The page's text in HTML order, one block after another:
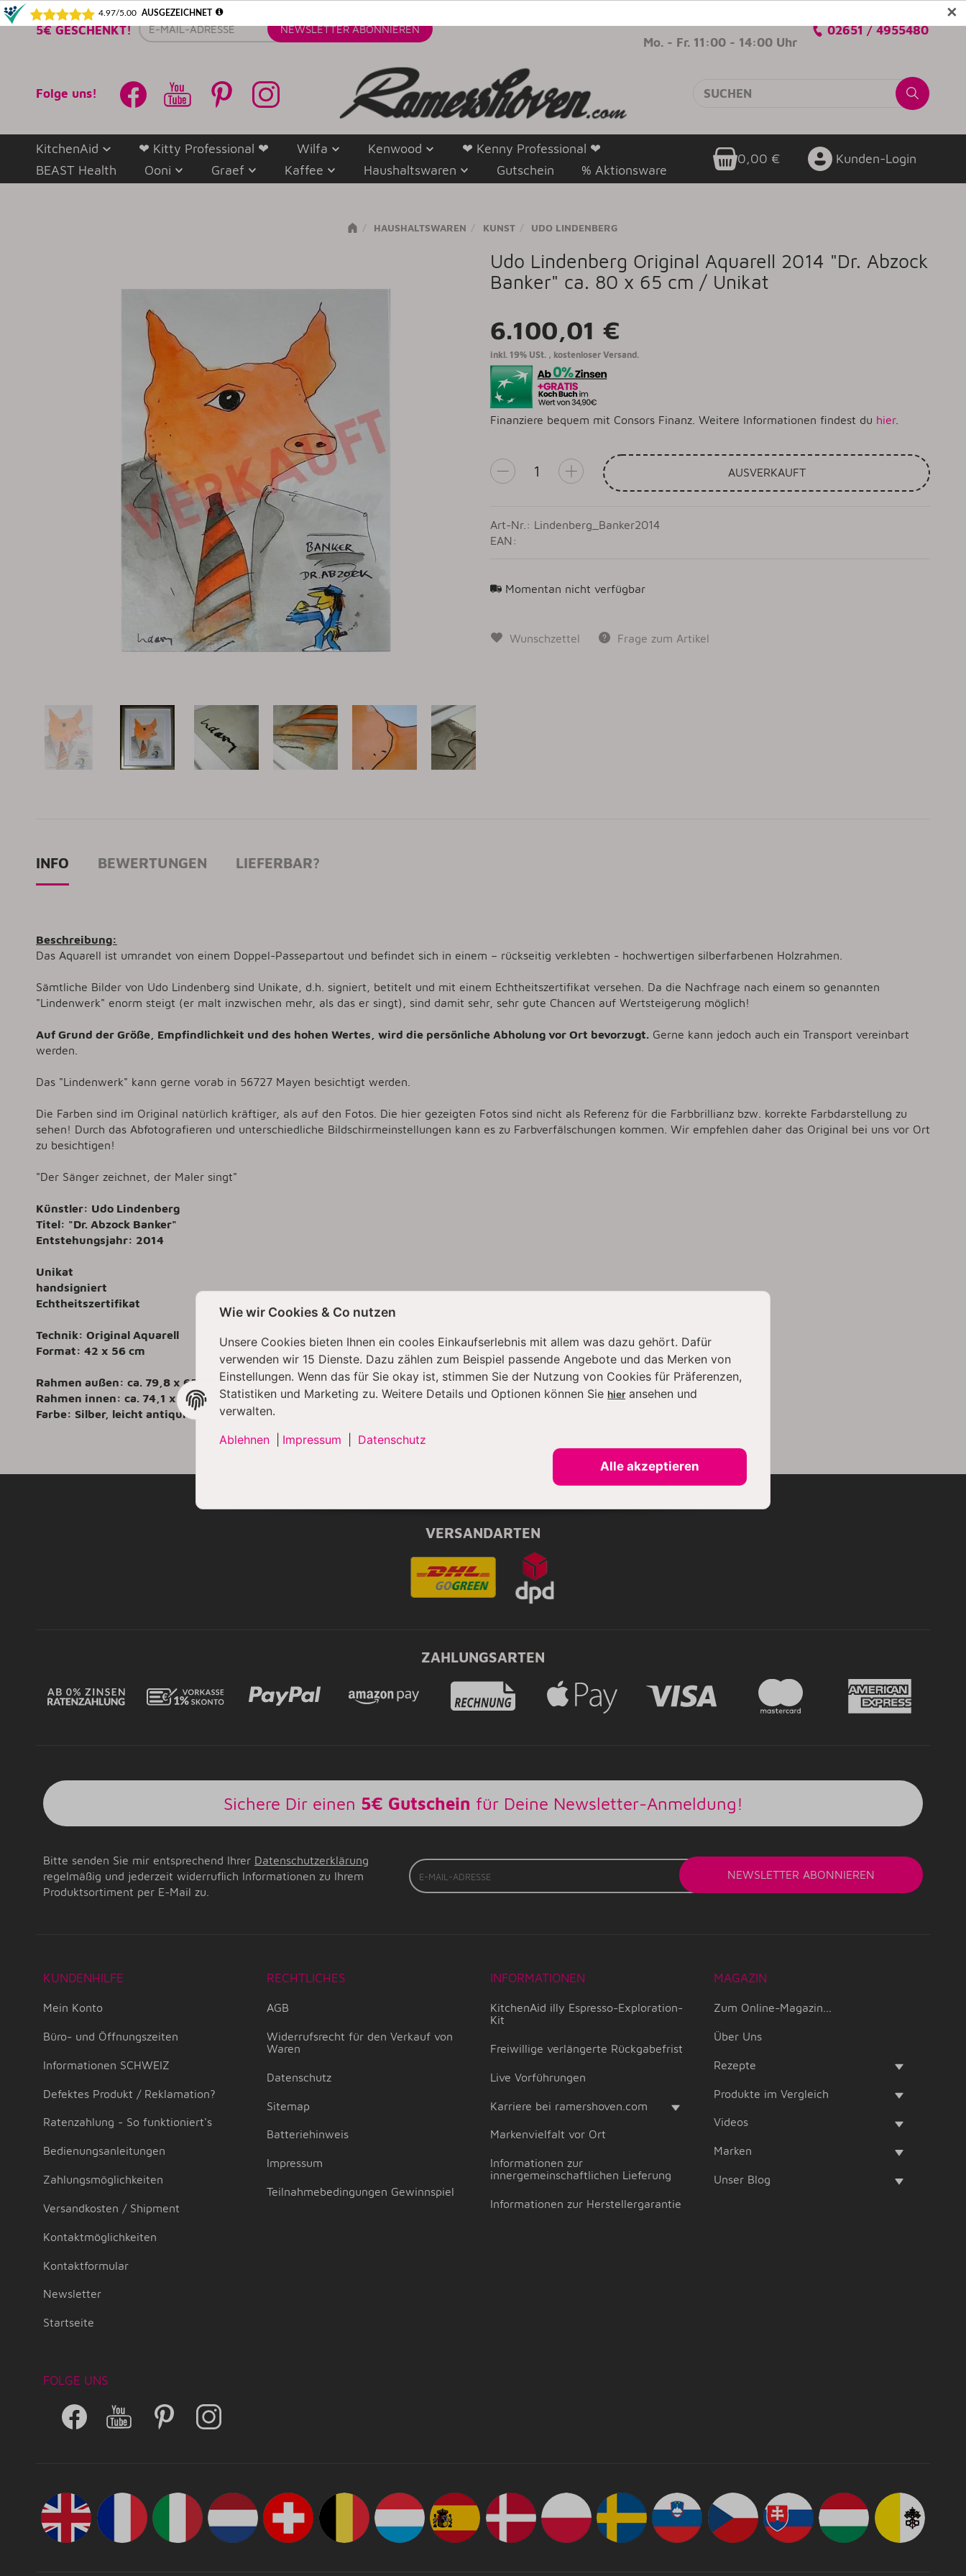
✕
5€ GESCHENKT! E-
Mail-
NEWSLETTER ABONNIEREN
Mo. - Fr. 11:00 - 14:00 Uhr
02651 / 4955480
Folge uns!
KitchenAid ❤ Kitty Professional ❤ Wilfa Kenwood
❤ Kenny Professional ❤
BEAST Health
Ooni Graef Kaffee Haushaltswaren Gutschein % Aktionsware
0,00 € Kunden-Login
HAUSHALTSWAREN KUNST UDO LINDENBERG
Udo Lindenberg Original Aquarell 2014 "Dr. Abzock
Banker" ca. 80 x 65 cm / Unikat
6.100,01 €
inkl. 19% USt. , kostenloser Versand.
Finanziere bequem mit Consors Finanz. Weitere Informationen findest du hier.
AUSVERKAUFT
Art-Nr.: Lindenberg_Banker2014
EAN:
Momentan nicht verfügbar
Wunschzettel Frage zum Artikel
INFO BEWERTUNGEN LIEFERBAR?
Beschreibung:
Das Aquarell ist umrandet von einem Doppel-Passepartout und befindet sich in einem – rückseitig verklebten - hochwertigen silberfarbenen Holzrahmen.
Sämtliche Bilder von Udo Lindenberg sind Unikate, d.h. signiert, betitelt und mit einem Echtheitszertifikat versehen. Da die Nachfrage nach einem so genannten
"Lindenwerk" enorm steigt (er malt inzwischen mehr, als das er singt), sind damit sehr, sehr gute Chancen auf Wertsteigerung möglich!
Auf Grund der Größe, Empfindlichkeit und des hohen Wertes, wird die persönliche Abholung vor Ort bevorzugt. Gerne kann jedoch auch ein Transport vereinbart
werden.
Das "Lindenwerk" kann gerne vorab in 56727 Mayen besichtigt werden.
Die Farben sind im Original natürlich kräftiger, als auf den Fotos. Die hier gezeigten Fotos sind nicht als Referenz für die Farbbrillianz bzw. korrekte Farbdarstellung zu
sehen! Durch das Abfotografieren und unterschiedliche Bildschirmeinstellungen kann es zu Farbverfälschungen kommen. Wir empfehlen daher das Original bei uns vor Ort
zu besichtigen!
"Der Sänger zeichnet, der Maler singt"
Künstler: Udo Lindenberg
Titel: "Dr. Abzock Banker"
Entstehungsjahr: 2014
Unikat
handsigniert
Echtheitszertifikat
Technik: Original Aquarell
Format: 42 x 56 cm
Rahmen außen: ca. 79,8 x 65,4 cm
Rahmen innen: ca. 74,1 x 59,9 cm
Farbe: Silber, leicht antiquierte Optik
VERSANDARTEN
ZAHLUNGSARTEN
Sichere Dir einen 5€ Gutschein für Deine Newsletter-Anmeldung!
Bitte senden Sie mir entsprechend Ihrer Datenschutzerklärung
regelmäßig und jederzeit widerruflich Informationen zu Ihrem
Produktsortiment per E-Mail zu.
E-
Mail-
Adresse
NEWSLETTER ABONNIEREN
KUNDENHILFE
Mein Konto
Büro- und Öffnungszeiten
Informationen SCHWEIZ
Defektes Produkt / Reklamation?
Ratenzahlung - So funktioniert's
Bedienungsanleitungen
Zahlungsmöglichkeiten
Versandkosten / Shipment
Kontaktmöglichkeiten
Kontaktformular
Newsletter
Startseite
RECHTLICHES
AGB
Widerrufsrecht für den Verkauf von
Waren
Datenschutz
Sitemap
Batteriehinweis
Impressum
Teilnahmebedingungen Gewinnspiel
INFORMATIONEN
KitchenAid illy Espresso-Exploration-
Kit
Freiwillige verlängerte Rückgabefrist
Live Vorführungen
Karriere bei ramershoven.com
Markenvielfalt vor Ort
Informationen zur
innergemeinschaftlichen Lieferung
Informationen zur Herstellergarantie
MAGAZIN
Zum Online-Magazin...
Über Uns
Rezepte
Produkte im Vergleich
Videos
Marken
Unser Blog
FOLGE UNS
Wie wir Cookies & Co nutzen
Unsere Cookies bieten Ihnen ein cooles Einkaufserlebnis mit allem was dazu gehört. Dafür
verwenden wir 15 Dienste. Dazu zählen zum Beispiel passende Angebote und das Merken von
Einstellungen. Wenn das für Sie okay ist, stimmen Sie der Nutzung von Cookies für Präferenzen,
Statistiken und Marketing zu. Weitere Details und Optionen können Sie hier ansehen und
verwalten.
Ablehnen
Impressum
Datenschutz
Alle akzeptieren